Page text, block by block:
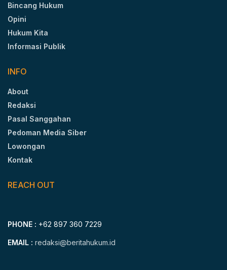
Bincang Hukum
Opini
Hukum Kita
Informasi Publik
INFO
About
Redaksi
Pasal Sanggahan
Pedoman Media Siber
Lowongan
Kontak
REACH OUT
PHONE : +62 897 360 7229
EMAIL : redaksi@beritahukum.id